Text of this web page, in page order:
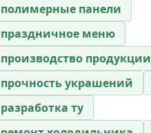
полимерные панели
праздничное меню
производство продукции
прочность украшений
разработка ту